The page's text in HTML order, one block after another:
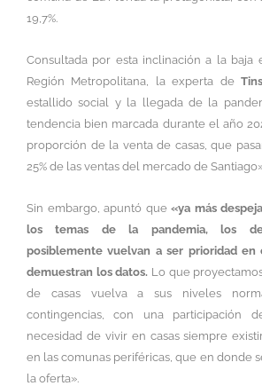
19,7%.
Consultada por esta inclinación a la baja
Región Metropolitana, la experta de
estallido social y la llegada de la
tendencia bien marcada durante el año
proporción de la venta de casas, que
25% de las ventas del mercado de
Sin embargo, apuntó que «ya más
los temas de la pandemia, los
posiblemente vuelvan a ser prioridad
demuestran los datos. Lo que
de casas vuelva a sus niveles
contingencias, con una participación
necesidad de vivir en casas siempre
en las comunas periféricas, que en donde
la oferta».